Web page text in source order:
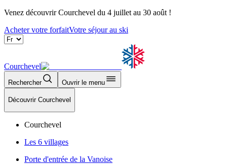
Venez découvrir Courchevel du 4 juillet au 30 août !
Acheter votre forfaitVotre séjour au ski
Courchevel
Rechercher Ouvrir le menu
Découvrir Courchevel
Courchevel
Les 6 villages
Porte d'entrée de la Vanoise